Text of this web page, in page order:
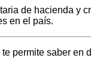
de hacienda y
en el país.
permite saber